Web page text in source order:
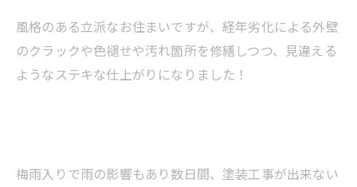
風格のある立派なお住まいですが、経年劣化による外壁
のクラックや色褪せや汚れ箇所を修繕しつつ、見違える
ようなステキな仕上がりになりました！
梅雨入りで雨の影響もあり数日間、塗装工事が出来ない